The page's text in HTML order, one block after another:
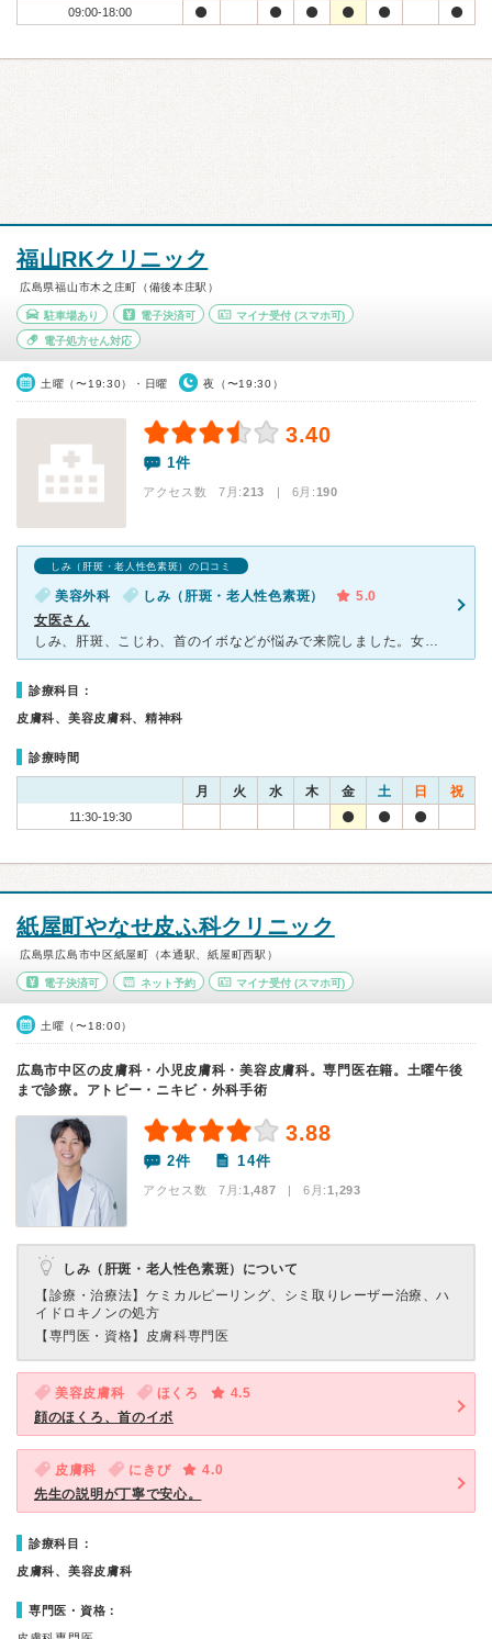
09:00-18:00
福山RKクリニック
広島県福山市木之庄町（備後本庄駅）
駐車場あり 電子決済可 マイナ受付 (スマホ可)
電子処方せん対応
土曜（〜19:30）・日曜 夜（〜19:30）
3.40
1件
アクセス数 7月:213 | 6月:190
しみ（肝斑・老人性色素斑）の口コミ
美容外科 しみ（肝斑・老人性色素斑）
5.0
女医さん
しみ、肝斑、こじわ、首のイボなどが悩みで来院しました。女医さんていう所と夜遅くまで診察しているので、行きやすいと思いました。とても、優しくわかりやすく説明してくださりいろんな施術をする事にしました。同
診療科目：
皮膚科、美容皮膚科、精神科
診療時間
月 火 水 木 金 土 日 祝
11:30-19:30
紙屋町やなせ皮ふ科クリニック
広島県広島市中区紙屋町（本通駅、紙屋町西駅）
電子決済可 ネット予約 マイナ受付 (スマホ可)
土曜（〜18:00）
広島市中区の皮膚科・小児皮膚科・美容皮膚科。専門医在籍。土曜午後
まで診療。アトピー・ニキビ・外科手術
3.88
2件 14件
アクセス数 7月:1,487 | 6月:1,293
しみ（肝斑・老人性色素斑）について
【診療・治療法】 ケミカルピーリング、シミ取りレーザー治療、ハ
イドロキノンの処方
【専門医・資格】 皮膚科専門医
美容皮膚科 ほくろ
4.5
顔のほくろ、首のイボ
皮膚科 にきび
4.0
先生の説明が丁寧で安心。
診療科目：
皮膚科、美容皮膚科
専門医・資格：